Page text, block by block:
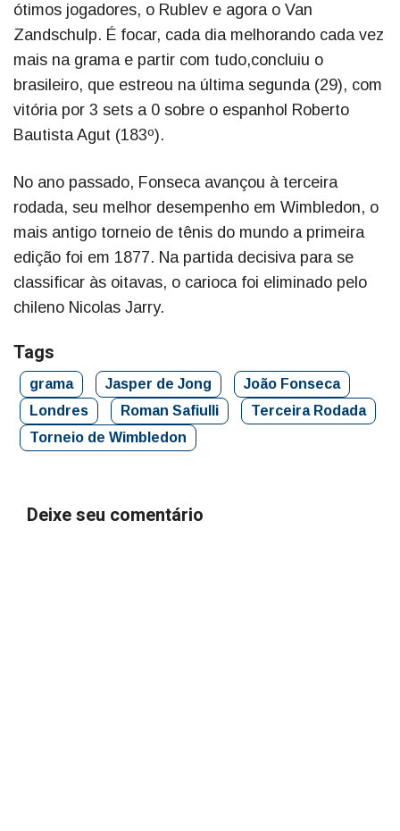
ótimos jogadores, o Rublev e agora o Van
Zandschulp. É focar, cada dia melhorando cada vez
mais na grama e partir com tudo,concluiu o
brasileiro, que estreou na última segunda (29), com
vitória por 3 sets a 0 sobre o espanhol Roberto
Bautista Agut (183º).
No ano passado, Fonseca avançou à terceira
rodada, seu melhor desempenho em Wimbledon, o
mais antigo torneio de tênis do mundo a primeira
edição foi em 1877. Na partida decisiva para se
classificar às oitavas, o carioca foi eliminado pelo
chileno Nicolas Jarry.
Tags
grama Jasper de Jong
João Fonseca
Londres
Roman Safiulli
Terceira Rodada
Torneio de Wimbledon
Deixe seu comentário